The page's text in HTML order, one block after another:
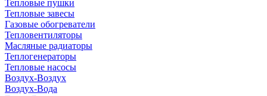
Тепловые пушки
Тепловые завесы
Газовые обогреватели
Тепловентиляторы
Масляные радиаторы
Теплогенераторы
Тепловые насосы
Воздух-Воздух
Воздух-Вода